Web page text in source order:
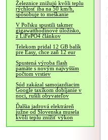
Železnice znižujú kvôli teplu
rýchlosť iba na 50 km/h,
spôsobuje to meškanie
V Poľsku spustili takmer
gigawatthodinové úložisko,
z LiFePO4 článkov
Telekom pridal 12 GB balík
pre Easy, chce zaň 12 eur
Spustená výroba flash
pamäte s novým najvyšším
počtom vrstiev
Súd zakázal samojazdiacim
Google taxíkom dobíjanie v
noci, rušili obyvateľov
Ďalšia jadrová elektráreň
južne od Slovenska musela
kvôli teplu znížiť výkon